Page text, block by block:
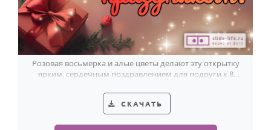
Розовая восьмёрка и алые цветы делают эту открытку
ярким, сердечным поздравлением для подруги к 8
СКАЧАТЬ